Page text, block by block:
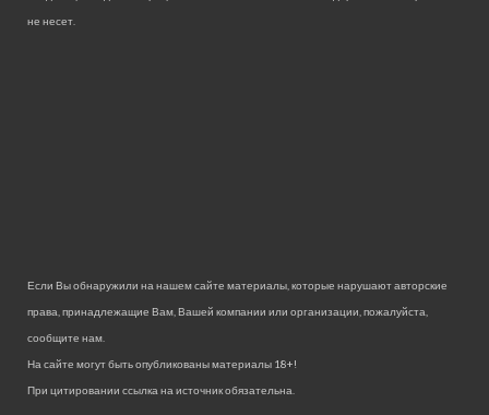
не несет.
Если Вы обнаружили на нашем сайте материалы, которые нарушают авторские
права, принадлежащие Вам, Вашей компании или организации, пожалуйста,
сообщите нам.
На сайте могут быть опубликованы материалы 18+!
При цитировании ссылка на источник обязательна.